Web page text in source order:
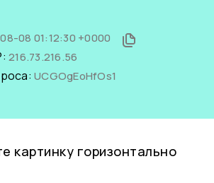
08 01:12:30 +0000
216.73.216.56
UCGOgEoHfOs1
картинку горизонтально